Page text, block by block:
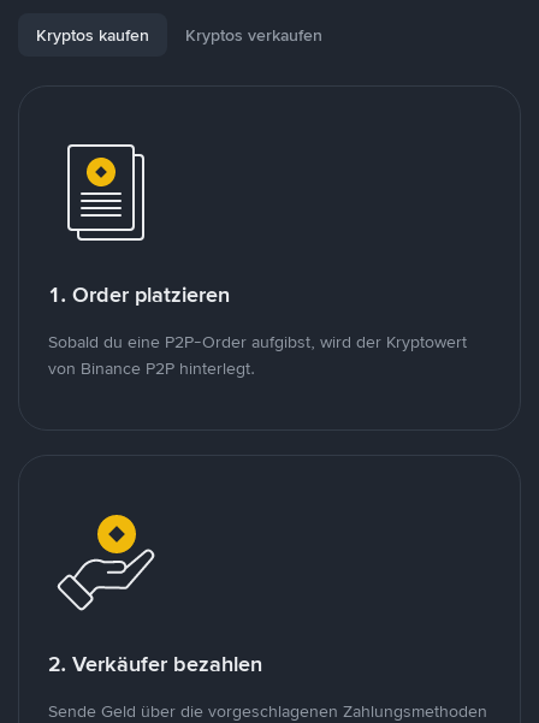
Kryptos kaufen Kryptos verkaufen
1. Order platzieren
Sobald du eine P2P-Order aufgibst, wird der Kryptowert
von Binance P2P hinterlegt.
2. Verkäufer bezahlen
Sende Geld über die vorgeschlagenen Zahlungsmethoden